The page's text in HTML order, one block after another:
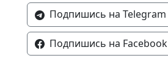
Подпишись на Telegram
Подпишись на Facebook